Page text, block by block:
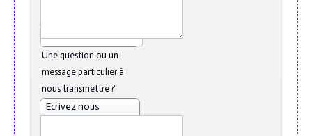
Une question ou un
message particulier à
nous transmettre ?
Ecrivez nous